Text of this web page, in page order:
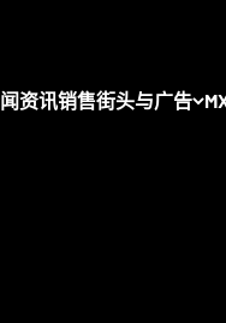
资讯销售街头与广告
这里，您可以找到